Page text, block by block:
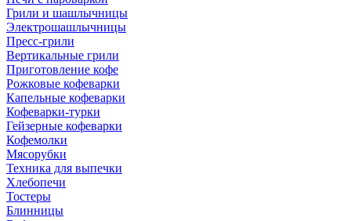
Грили и шашлычницы
Электрошашлычницы
Пресс-грили
Вертикальные грили
Приготовление кофе
Рожковые кофеварки
Капельные кофеварки
Кофеварки-турки
Гейзерные кофеварки
Кофемолки
Мясорубки
Техника для выпечки
Хлебопечи
Тостеры
Блинницы